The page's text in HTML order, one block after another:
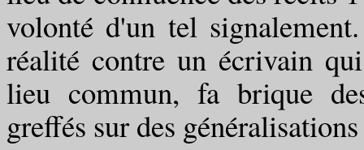
volonté d'un tel
réalité contre un écrivain
lieu commun, fa brique
greffés sur des